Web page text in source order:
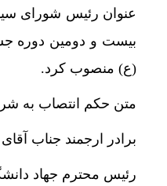
خبرنگار مانند
وقتی
نقشه اپل علیه
الزام احتمالی
افت شدید صدور
عنوان رئیس شورای
بیست و دومین دوره
(ع) منصوب کرد.
متن حکم انتصاب به
برادر ارجمند جناب
رئیس محترم جهاد